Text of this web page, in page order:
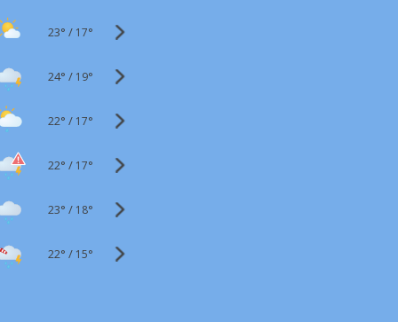
23° / 17°
24° / 19°
22° / 17°
22° / 17°
23° / 18°
22° / 15°